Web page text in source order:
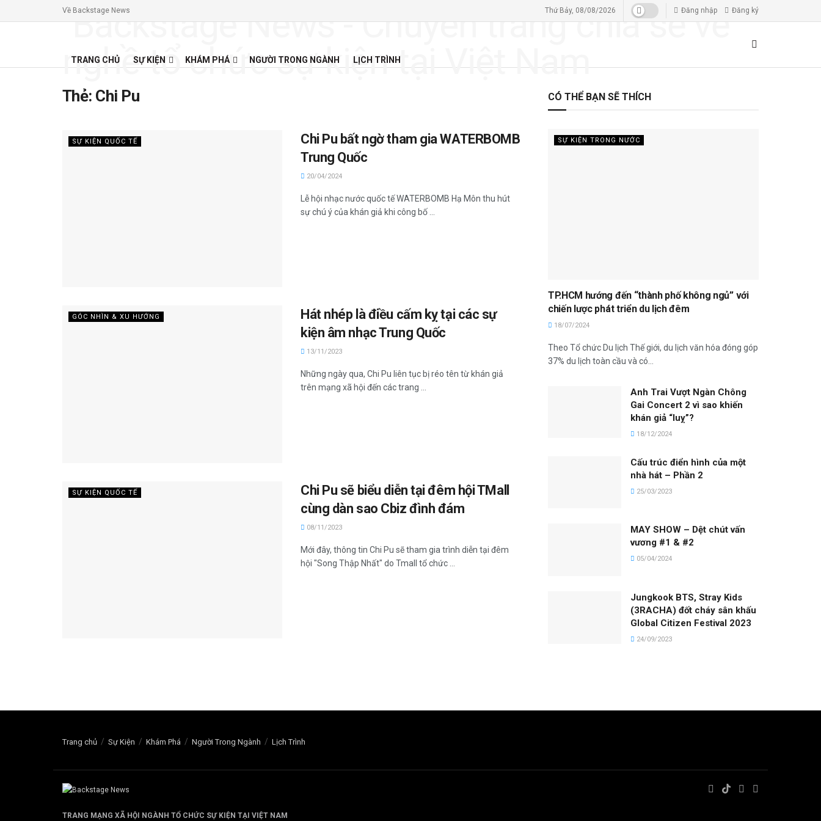
Về Backstage News Thứ Bảy, 08/08/2026 Đăng nhập Đăng ký
TRANG CHỦ SỰ KIỆN KHÁM PHÁ NGƯỜI TRONG NGÀNH LỊCH TRÌNH
Thẻ: Chi Pu
SỰ KIỆN QUỐC TẾ
Chi Pu bất ngờ tham gia WATERBOMB
Trung Quốc
20/04/2024
Lễ hội nhạc nước quốc tế WATERBOMB Hạ Môn thu hút
sự chú ý của khán giả khi công bố ...
GÓC NHÌN & XU HƯỚNG
Hát nhép là điều cấm kỵ tại các sự
kiện âm nhạc Trung Quốc
13/11/2023
Những ngày qua, Chi Pu liên tục bị réo tên từ khán giả
trên mạng xã hội đến các trang ...
SỰ KIỆN QUỐC TẾ
Chi Pu sẽ biểu diễn tại đêm hội TMall
cùng dàn sao Cbiz đình đám
08/11/2023
Mới đây, thông tin Chi Pu sẽ tham gia trình diễn tại đêm
hội "Song Thập Nhất" do Tmall tổ chức ...
CÓ THỂ BẠN SẼ THÍCH
SỰ KIỆN TRONG NƯỚC
TP.HCM hướng đến “thành phố không ngủ” với
chiến lược phát triển du lịch đêm
18/07/2024
Theo Tổ chức Du lịch Thế giới, du lịch văn hóa đóng góp
37% du lịch toàn cầu và có...
Anh Trai Vượt Ngàn Chông
Gai Concert 2 vì sao khiến
khán giả “luỵ”?
18/12/2024
Cấu trúc điển hình của một
nhà hát – Phần 2
25/03/2023
MAY SHOW – Dệt chút vấn
vương #1 & #2
05/04/2024
Jungkook BTS, Stray Kids
(3RACHA) đốt cháy sân khấu
Global Citizen Festival 2023
24/09/2023
Trang chủ Sự Kiện Khám Phá Người Trong Ngành Lịch Trình
TRANG MẠNG XÃ HỘI NGÀNH TỔ CHỨC SỰ KIỆN TẠI VIỆT NAM